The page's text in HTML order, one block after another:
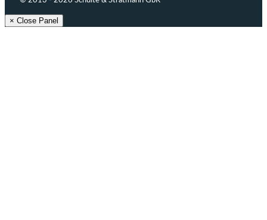
× Close Panel